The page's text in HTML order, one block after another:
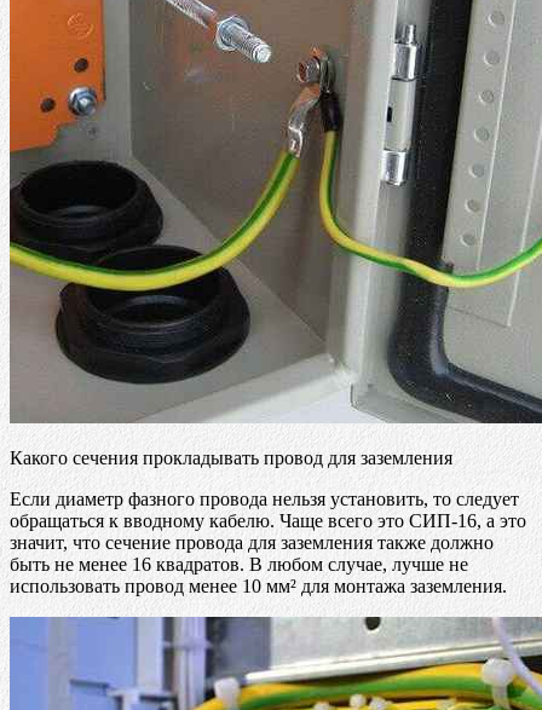
Какого сечения прокладывать провод для заземления
Если диаметр фазного провода нельзя установить, то следует
обращаться к вводному кабелю. Чаще всего это СИП-16, а это
значит, что сечение провода для заземления также должно
быть не менее 16 квадратов. В любом случае, лучше не
использовать провод менее 10 мм² для монтажа заземления.